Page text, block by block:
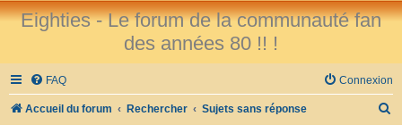
Eighties - Le forum de la communauté fan
des années 80 !! !
FAQ Connexion
Accueil du forum Rechercher Sujets sans réponse